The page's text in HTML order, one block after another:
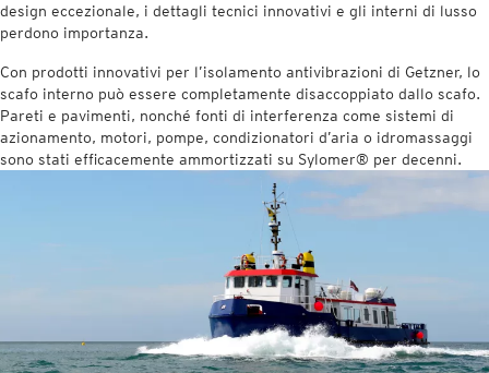
design eccezionale, i dettagli tecnici innovativi e gli interni di lusso
perdono importanza.
Con prodotti innovativi per l’isolamento antivibrazioni di Getzner, lo
scafo interno può essere completamente disaccoppiato dallo scafo.
Pareti e pavimenti, nonché fonti di interferenza come sistemi di
azionamento, motori, pompe, condizionatori d’aria o idromassaggi
sono stati efficacemente ammortizzati su Sylomer® per decenni.